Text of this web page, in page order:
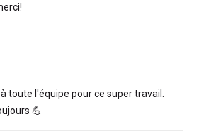
toute l'équipe pour ce super travail.
💪